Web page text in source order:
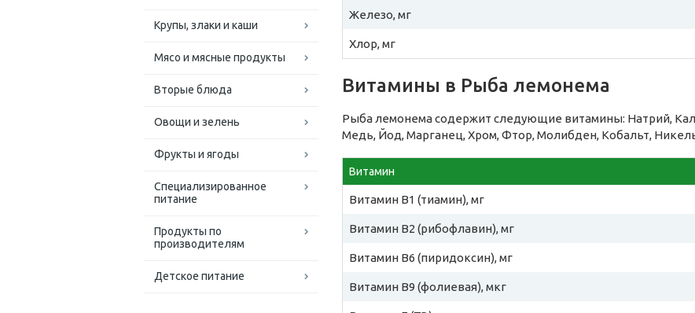
Крупы, злаки и каши
Мясо и мясные продукты
Вторые блюда
Овощи и зелень
Фрукты и ягоды
Специализированное
питание
Продукты по
производителям
Детское питание
Железо, мг
Хлор, мг
Витамины в Рыба лемонема
Рыба лемонема содержит следующие витамины: Натрий,
Медь, Йод, Марганец, Хром, Фтор, Молибден, Кобальт,
Витамин
Витамин B1 (тиамин), мг
Витамин B2 (рибофлавин), мг
Витамин B6 (пиридоксин), мг
Витамин B9 (фолиевая), мкг